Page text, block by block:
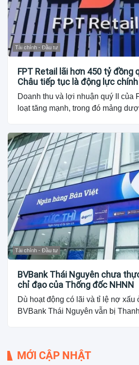
Tài chính - Đầu tư
FPT Retail lãi hơn 450 tỷ đồng
Châu tiếp tục là động lực chính
Doanh thu và lợi nhuận quý II của
loạt tăng mạnh, trong đó mảng
Tài chính - Đầu tư
BVBank Thái Nguyên chưa
chỉ đạo của Thống đốc NHNN
Dù hoạt động có lãi và tỉ lệ nợ xấu
BVBank Thái Nguyên vẫn bị
MỚI CẬP NHẬT